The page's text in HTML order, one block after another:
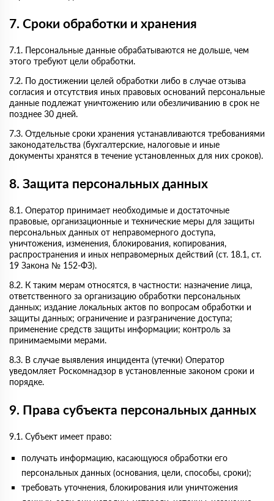
7. Сроки обработки и хранения
7.1. Персональные данные обрабатываются не дольше, чем
этого требуют цели обработки.
7.2. По достижении целей обработки либо в случае отзыва
согласия и отсутствия иных правовых оснований персональные
данные подлежат уничтожению или обезличиванию в срок не
позднее 30 дней.
7.3. Отдельные сроки хранения устанавливаются требованиями
законодательства (бухгалтерские, налоговые и иные
документы хранятся в течение установленных для них сроков).
8. Защита персональных данных
8.1. Оператор принимает необходимые и достаточные
правовые, организационные и технические меры для защиты
персональных данных от неправомерного доступа,
уничтожения, изменения, блокирования, копирования,
распространения и иных неправомерных действий (ст. 18.1, ст.
19 Закона № 152-ФЗ).
8.2. К таким мерам относятся, в частности: назначение лица,
ответственного за организацию обработки персональных
данных; издание локальных актов по вопросам обработки и
защиты данных; ограничение и разграничение доступа;
применение средств защиты информации; контроль за
принимаемыми мерами.
8.3. В случае выявления инцидента (утечки) Оператор
уведомляет Роскомнадзор в установленные законом сроки и
порядке.
9. Права субъекта персональных данных
9.1. Субъект имеет право:
получать информацию, касающуюся обработки его
персональных данных (основания, цели, способы, сроки);
требовать уточнения, блокирования или уничтожения